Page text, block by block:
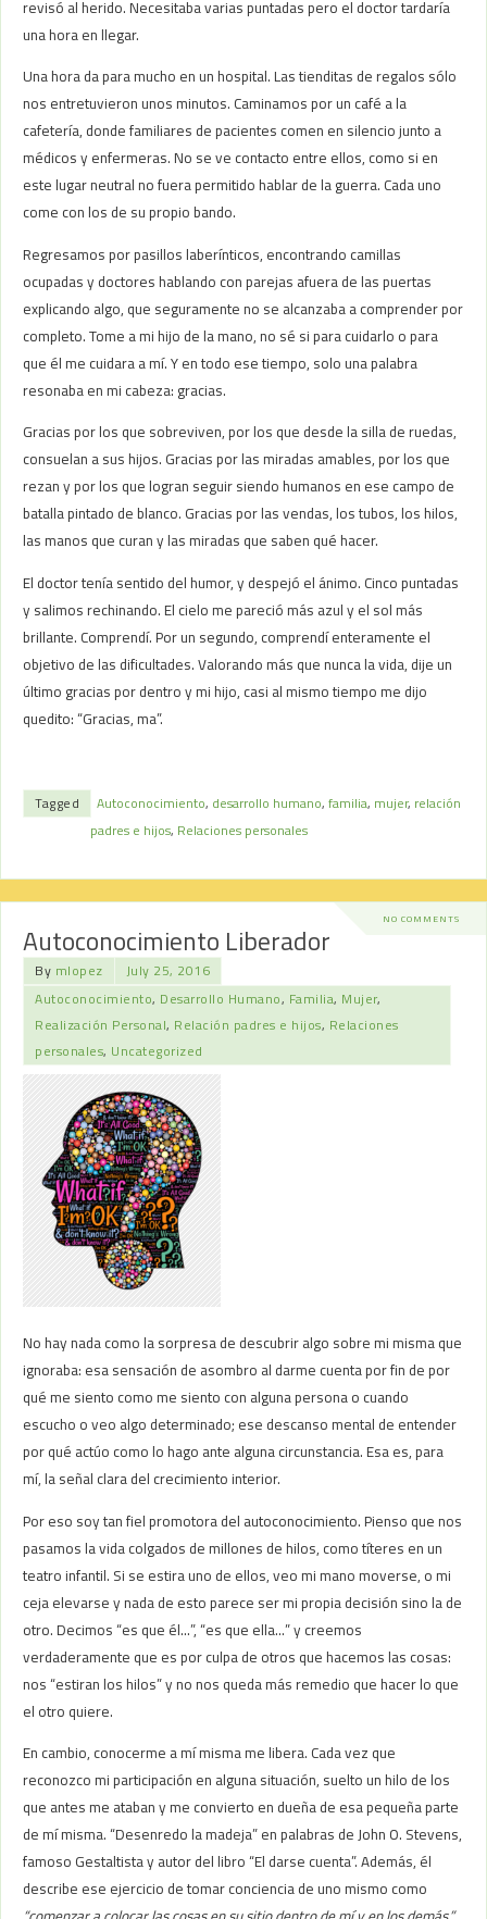
revisó al herido. Necesitaba varias puntadas pero el doctor tardaría
una hora en llegar.
Una hora da para mucho en un hospital. Las tienditas de regalos sólo
nos entretuvieron unos minutos. Caminamos por un café a la
cafetería, donde familiares de pacientes comen en silencio junto a
médicos y enfermeras. No se ve contacto entre ellos, como si en
este lugar neutral no fuera permitido hablar de la guerra. Cada uno
come con los de su propio bando.
Regresamos por pasillos laberínticos, encontrando camillas
ocupadas y doctores hablando con parejas afuera de las puertas
explicando algo, que seguramente no se alcanzaba a comprender por
completo. Tome a mi hijo de la mano, no sé si para cuidarlo o para
que él me cuidara a mí. Y en todo ese tiempo, solo una palabra
resonaba en mi cabeza: gracias.
Gracias por los que sobreviven, por los que desde la silla de ruedas,
consuelan a sus hijos. Gracias por las miradas amables, por los que
rezan y por los que logran seguir siendo humanos en ese campo de
batalla pintado de blanco. Gracias por las vendas, los tubos, los hilos,
las manos que curan y las miradas que saben qué hacer.
El doctor tenía sentido del humor, y despejó el ánimo. Cinco puntadas
y salimos rechinando. El cielo me pareció más azul y el sol más
brillante. Comprendí. Por un segundo, comprendí enteramente el
objetivo de las dificultades. Valorando más que nunca la vida, dije un
último gracias por dentro y mi hijo, casi al mismo tiempo me dijo
quedito: “Gracias, ma”.
Tagged Autoconocimiento, desarrollo humano,familia, mujer, relación
padres e hijos, Relaciones personales
NO COMMENTS
Autoconocimiento Liberador
By mlopez
July 25, 2016
Autoconocimiento, Desarrollo Humano, Familia, Mujer,
Realización Personal, Relación padres e hijos, Relaciones
personales, Uncategorized
No hay nada como la sorpresa de descubrir algo sobre mi misma que
ignoraba: esa sensación de asombro al darme cuenta por fin de por
qué me siento como me siento con alguna persona o cuando
escucho o veo algo determinado; ese descanso mental de entender
por qué actúo como lo hago ante alguna circunstancia. Esa es, para
mí, la señal clara del crecimiento interior.
Por eso soy tan fiel promotora del autoconocimiento. Pienso que nos
pasamos la vida colgados de millones de hilos, como títeres en un
teatro infantil. Si se estira uno de ellos, veo mi mano moverse, o mi
ceja elevarse y nada de esto parece ser mi propia decisión sino la de
otro. Decimos “es que él…”, “es que ella…” y creemos
verdaderamente que es por culpa de otros que hacemos las cosas:
nos “estiran los hilos” y no nos queda más remedio que hacer lo que
el otro quiere.
En cambio, conocerme a mí misma me libera. Cada vez que
reconozco mi participación en alguna situación, suelto un hilo de los
que antes me ataban y me convierto en dueña de esa pequeña parte
de mí misma. “Desenredo la madeja” en palabras de John O. Stevens,
famoso Gestaltista y autor del libro “El darse cuenta”. Además, él
describe ese ejercicio de tomar conciencia de uno mismo como